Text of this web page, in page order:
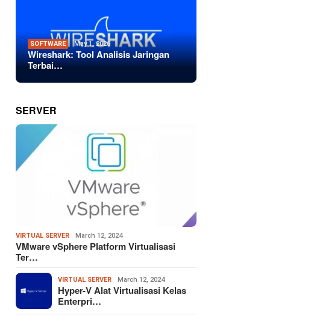
SOFTWARE May 1, 2026
Wireshark: Tool Analisis Jaringan
Terbai…
SERVER
VIRTUAL SERVER March 12, 2024
VMware vSphere Platform Virtualisasi
Ter…
VIRTUAL SERVER March 12, 2024
Hyper-V Alat Virtualisasi Kelas
Enterpri…